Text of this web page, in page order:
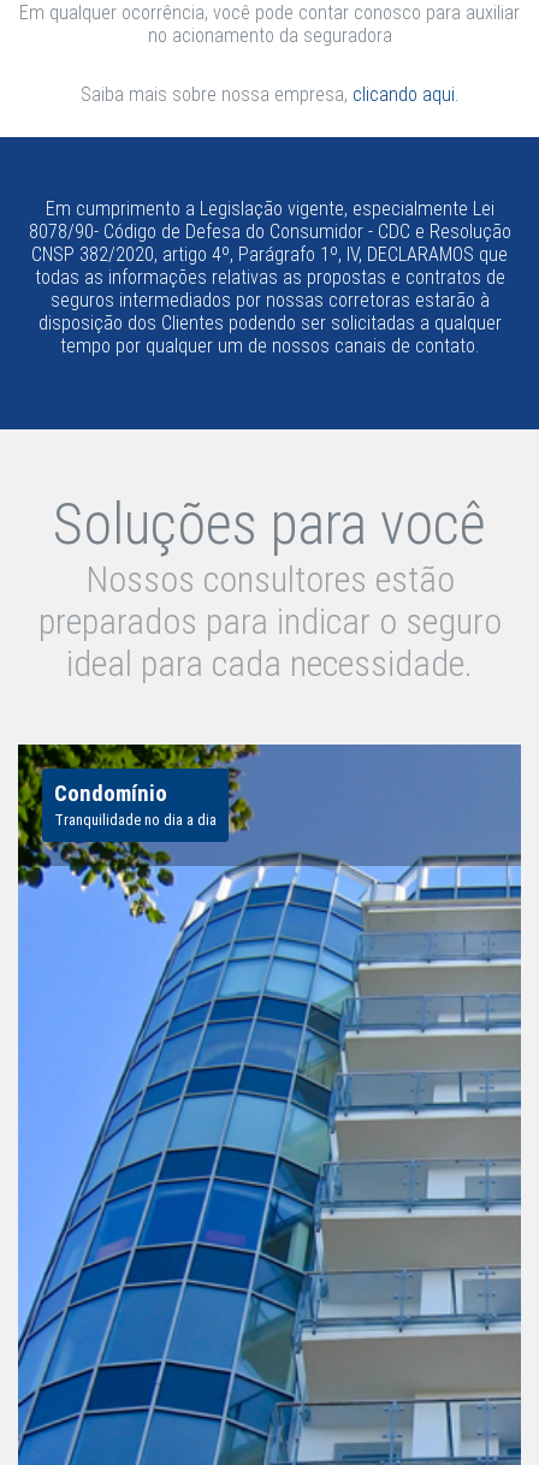
Em qualquer ocorrência, você pode contar conosco para auxiliar
no acionamento da seguradora
Saiba mais sobre nossa empresa, clicando aqui.
Em cumprimento a Legislação vigente, especialmente Lei
8078/90- Código de Defesa do Consumidor - CDC e Resolução
CNSP 382/2020, artigo 4º, Parágrafo 1º, IV, DECLARAMOS que
todas as informações relativas as propostas e contratos de
seguros intermediados por nossas corretoras estarão à
disposição dos Clientes podendo ser solicitadas a qualquer
tempo por qualquer um de nossos canais de contato.
Soluções para você
Nossos consultores estão
preparados para indicar o seguro
ideal para cada necessidade.
Condomínio
Tranquilidade no dia a dia